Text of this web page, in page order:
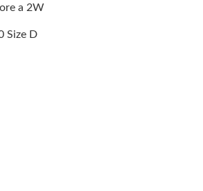
a 2W
Size D